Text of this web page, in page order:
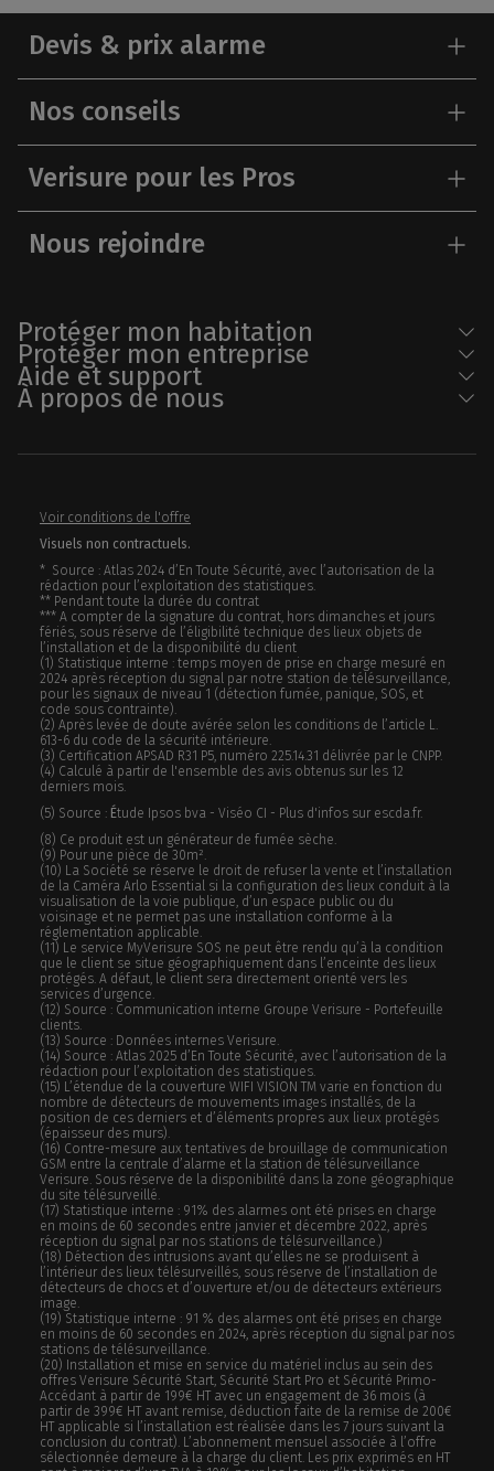
Devis & prix alarme
Nos conseils
Verisure pour les Pros
Nous rejoindre
Protéger mon habitation
Protéger mon entreprise
Aide et support
À propos de nous
Voir conditions de l'offre
Visuels non contractuels.
* Source : Atlas 2024 d’En Toute Sécurité, avec l’autorisation de la
rédaction pour l’exploitation des statistiques.
** Pendant toute la durée du contrat
*** A compter de la signature du contrat, hors dimanches et jours
fériés, sous réserve de l’éligibilité technique des lieux objets de
l’installation et de la disponibilité du client
(1) Statistique interne : temps moyen de prise en charge mesuré en
2024 après réception du signal par notre station de télésurveillance,
pour les signaux de niveau 1 (détection fumée, panique, SOS, et
code sous contrainte).
(2) Après levée de doute avérée selon les conditions de l’article L.
613-6 du code de la sécurité intérieure.
(3) Certification APSAD R31 P5, numéro 225.14.31 délivrée par le CNPP.
(4) Calculé à partir de l'ensemble des avis obtenus sur les 12
derniers mois.
(5) Source : Étude Ipsos bva - Viséo CI - Plus d'infos sur escda.fr.
(8) Ce produit est un générateur de fumée sèche.
(9) Pour une pièce de 30m².
(10) La Société se réserve le droit de refuser la vente et l’installation
de la Caméra Arlo Essential si la configuration des lieux conduit à la
visualisation de la voie publique, d’un espace public ou du
voisinage et ne permet pas une installation conforme à la
réglementation applicable.
(11) Le service MyVerisure SOS ne peut être rendu qu’à la condition
que le client se situe géographiquement dans l’enceinte des lieux
protégés. A défaut, le client sera directement orienté vers les
services d’urgence.
(12) Source : Communication interne Groupe Verisure - Portefeuille
clients.
(13) Source : Données internes Verisure.
(14) Source : Atlas 2025 d’En Toute Sécurité, avec l’autorisation de la
rédaction pour l’exploitation des statistiques.
(15) L’étendue de la couverture WIFI VISION TM varie en fonction du
nombre de détecteurs de mouvements images installés, de la
position de ces derniers et d’éléments propres aux lieux protégés
(épaisseur des murs).
(16) Contre-mesure aux tentatives de brouillage de communication
GSM entre la centrale d’alarme et la station de télésurveillance
Verisure. Sous réserve de la disponibilité dans la zone géographique
du site télésurveillé.
(17) Statistique interne : 91% des alarmes ont été prises en charge
en moins de 60 secondes entre janvier et décembre 2022, après
réception du signal par nos stations de télésurveillance.)
(18) Détection des intrusions avant qu’elles ne se produisent à
l’intérieur des lieux télésurveillés, sous réserve de l’installation de
détecteurs de chocs et d’ouverture et/ou de détecteurs extérieurs
image.
(19) Statistique interne : 91 % des alarmes ont été prises en charge
en moins de 60 secondes en 2024, après réception du signal par nos
stations de télésurveillance.
(20) Installation et mise en service du matériel inclus au sein des
offres Verisure Sécurité Start, Sécurité Start Pro et Sécurité Primo-
Accédant à partir de 199€ HT avec un engagement de 36 mois (à
partir de 399€ HT avant remise, déduction faite de la remise de 200€
HT applicable si l’installation est réalisée dans les 7 jours suivant la
conclusion du contrat). L’abonnement mensuel associée à l’offre
sélectionnée demeure à la charge du client. Les prix exprimés en HT